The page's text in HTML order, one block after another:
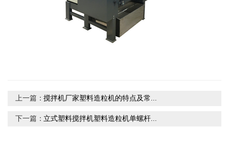
上一篇：搅拌机厂家塑料造粒机的特点及常...
下一篇： 立式塑料搅拌机塑料造粒机单螺杆...